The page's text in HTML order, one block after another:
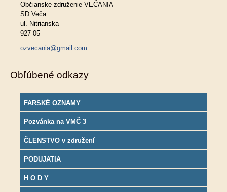
Občianske združenie VEČANIA
SD Veča
ul. Nitrianska
927 05
ozvecania@gmail.com
Obľúbené odkazy
FARSKÉ OZNAMY
Pozvánka na VMČ 3
ČLENSTVO v združení
PODUJATIA
H O D Y